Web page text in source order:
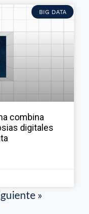
BIG DATA
combina
digitales
»